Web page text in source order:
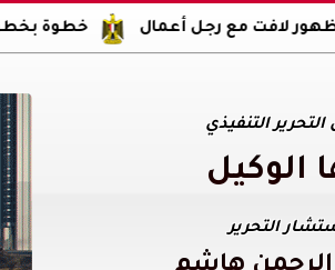
خطوة بخطوة.. آلية رجل أعمال
التنفيذي
الوكيل
التحرير